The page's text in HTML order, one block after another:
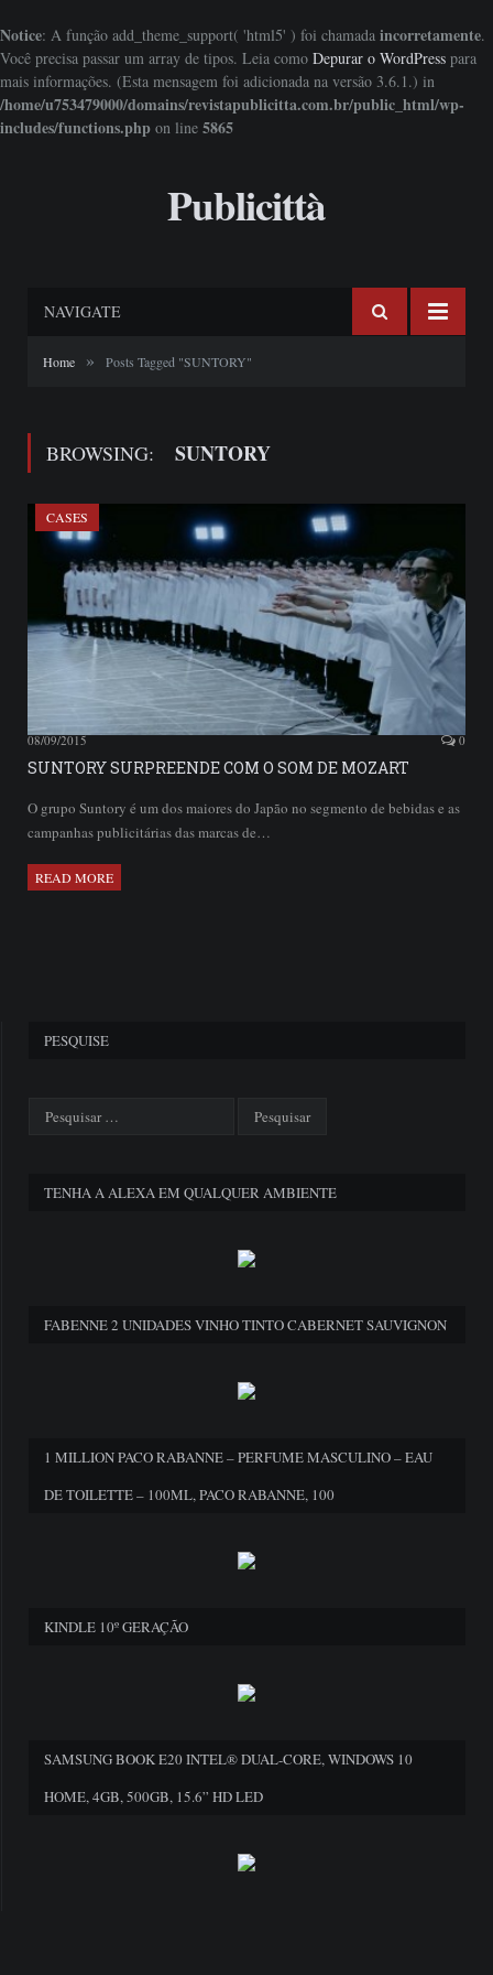
Notice: A função add_theme_support( 'html5' ) foi chamada incorretamente.
Você precisa passar um array de tipos. Leia como Depurar o WordPress para
mais informações. (Esta mensagem foi adicionada na versão 3.6.1.) in
/home/u753479000/domains/revistapublicitta.com.br/public_html/wp-
includes/functions.php on line 5865
Publicittà
NAVIGATE
Home » Posts Tagged "SUNTORY"
BROWSING: SUNTORY
CASES
08/09/2015 0
SUNTORY SURPREENDE COM O SOM DE MOZART
O grupo Suntory é um dos maiores do Japão no segmento de bebidas e as
campanhas publicitárias das marcas de…
READ MORE
PESQUISE
TENHA A ALEXA EM QUALQUER AMBIENTE
FABENNE 2 UNIDADES VINHO TINTO CABERNET SAUVIGNON
1 MILLION PACO RABANNE – PERFUME MASCULINO – EAU
DE TOILETTE – 100ML, PACO RABANNE, 100
KINDLE 10º GERAÇÃO
SAMSUNG BOOK E20 INTEL® DUAL-CORE, WINDOWS 10
HOME, 4GB, 500GB, 15.6” HD LED